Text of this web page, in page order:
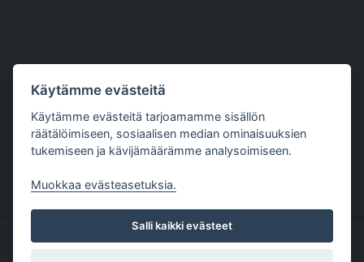
Copyright The Nutriment Company Finland 1
Käytämme evästeitä
Käytämme evästeitä tarjoamamme sisällön
räätälöimiseen, sosiaalisen median ominaisuuksien
tukemiseen ja kävijämäärämme analysoimiseen.
Muokkaa evästeasetuksia.
Salli kaikki evästeet